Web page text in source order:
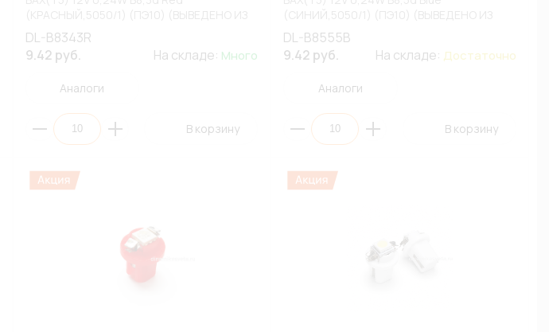
АССОРТИМЕНТА)
DL-B8343R
9.42 руб.
На складе: Много
Аналоги
В корзину
АССОРТИМЕНТА)
DL-B8555B
9.42 руб.
На складе: Достаточно
Аналоги
В корзину